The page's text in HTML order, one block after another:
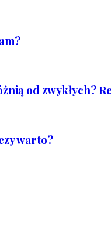
od zwykłych?
warto?